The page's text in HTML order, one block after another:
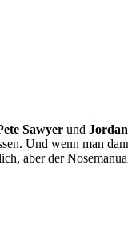
Sawyer und
Und wenn man
aber der